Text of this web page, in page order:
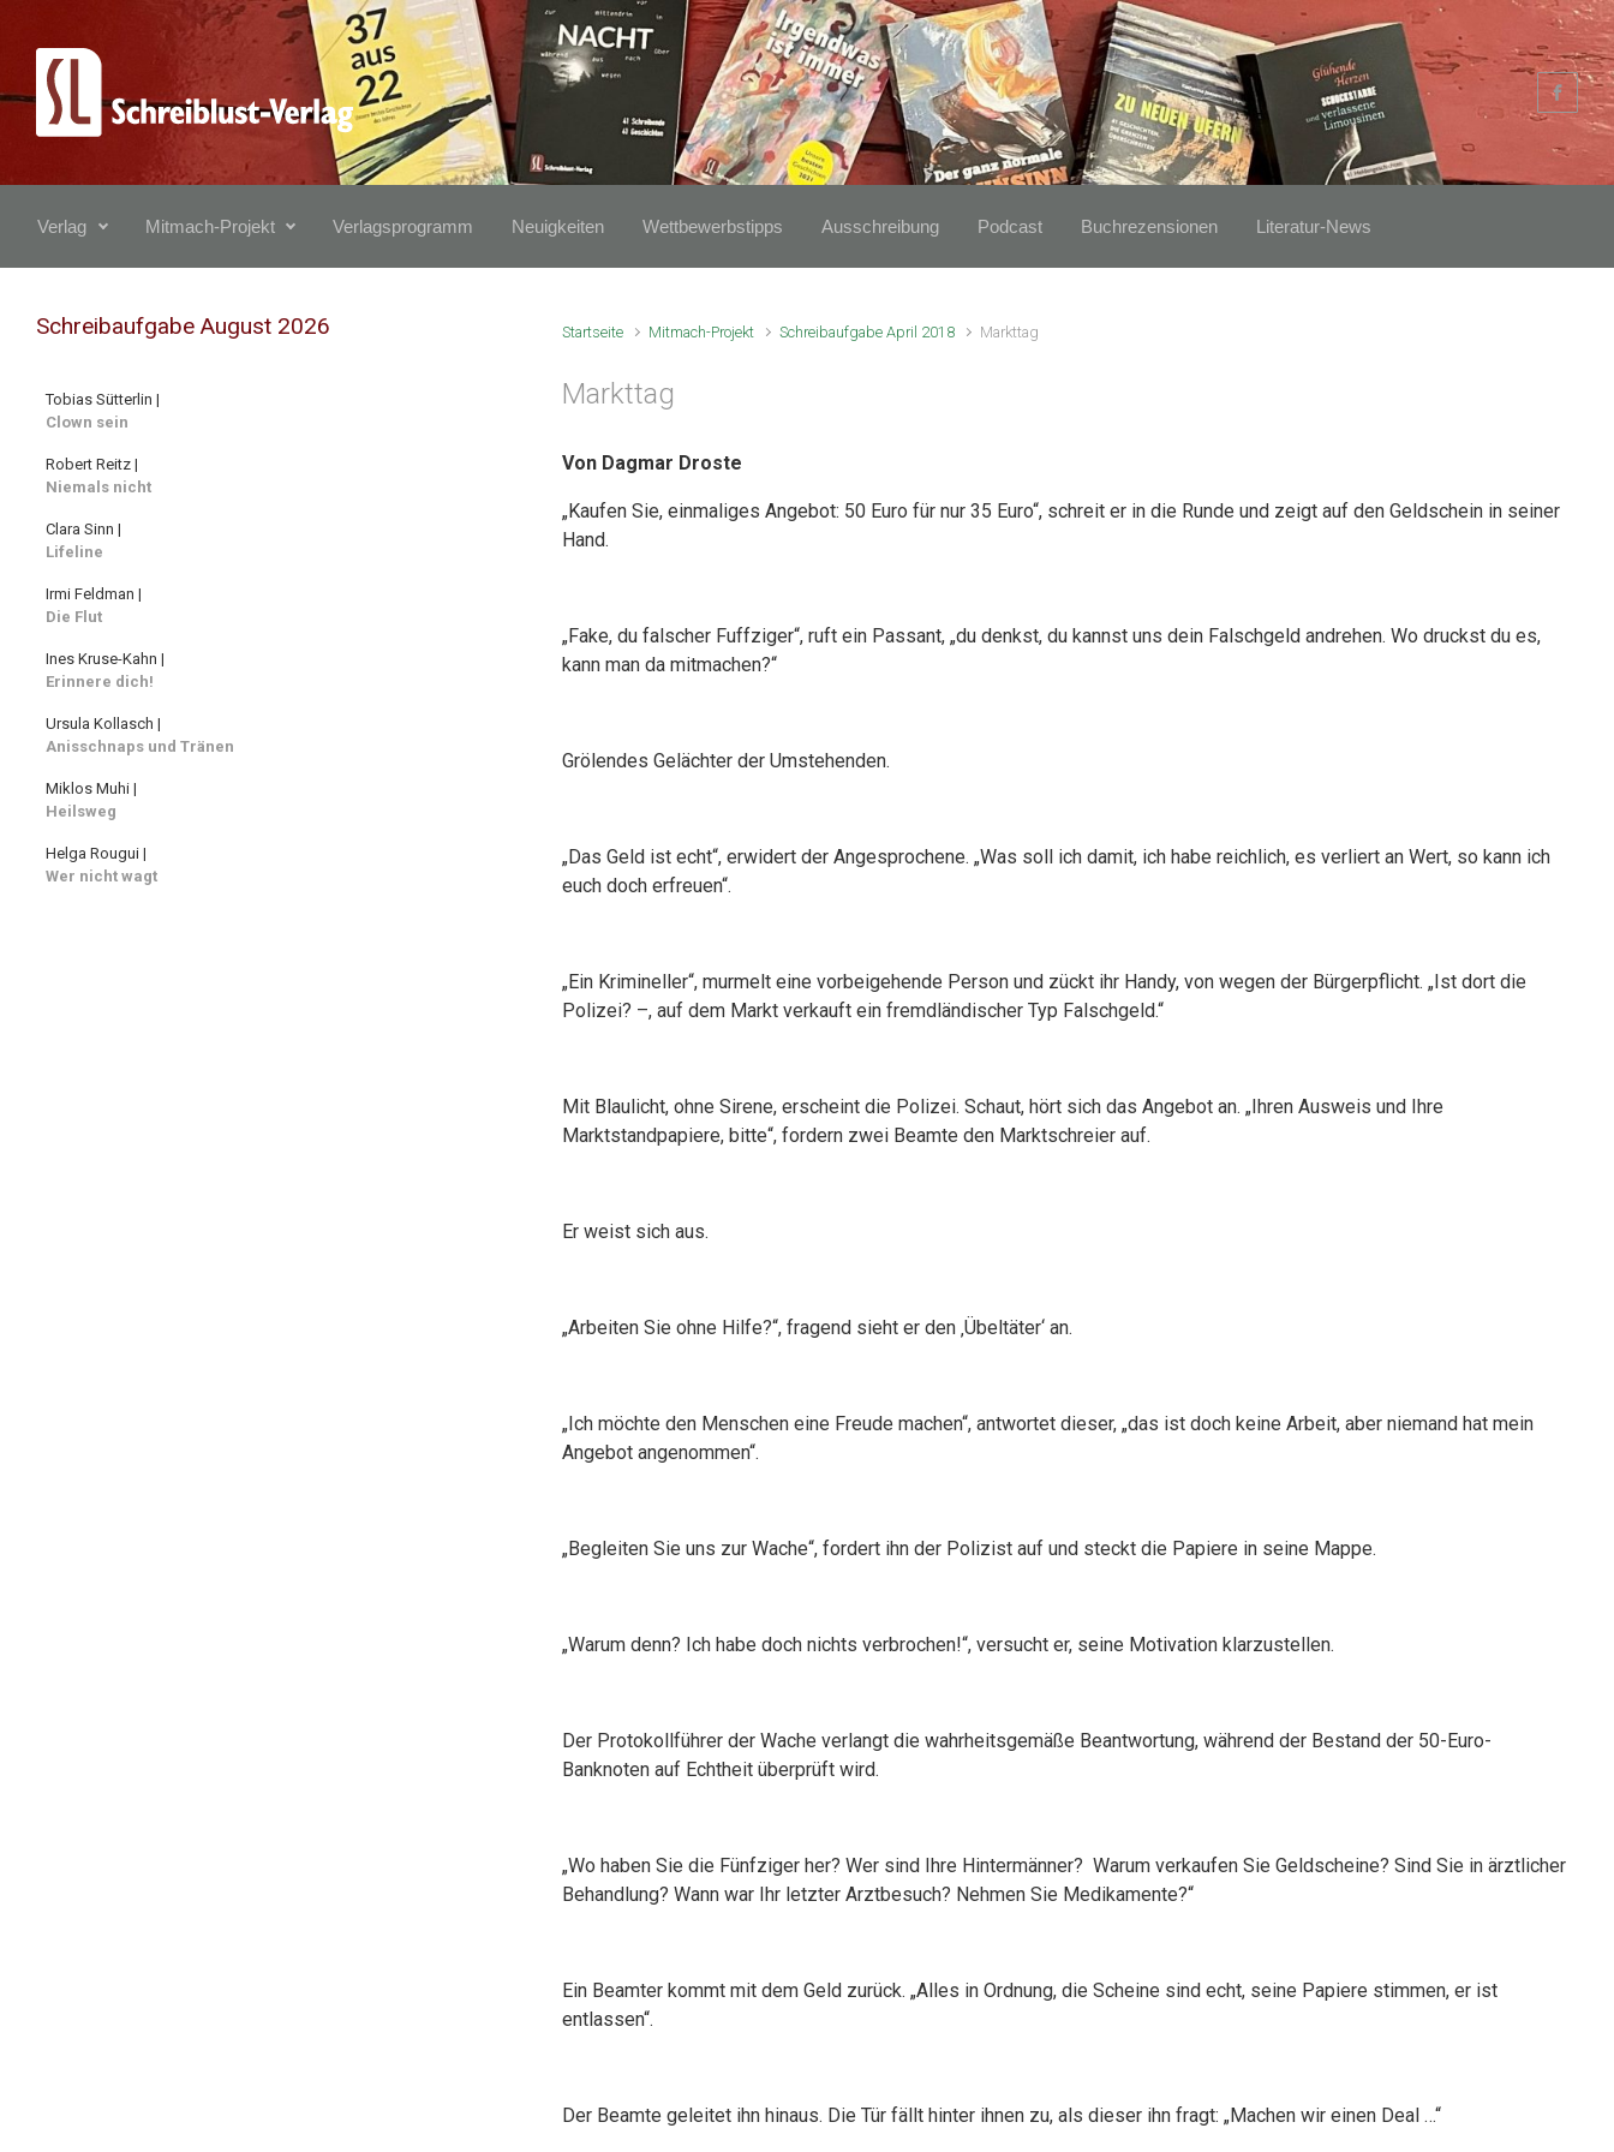
Zum Hauptinhalt springen
Verlag Mitmach-Projekt Verlagsprogramm Neuigkeiten Wettbewerbstipps Ausschreibung Podcast Buchrezensionen Literatur-News
Startseite Mitmach-Projekt Schreibaufgabe April 2018 Markttag
Markttag
Von Dagmar Droste
„Kaufen Sie, einmaliges Angebot: 50 Euro für nur 35 Euro“, schreit er in die Runde und zeigt auf den Geldschein in seiner
Hand.
„Fake, du falscher Fuffziger“, ruft ein Passant, „du denkst, du kannst uns dein Falschgeld andrehen. Wo druckst du es,
kann man da mitmachen?“
Grölendes Gelächter der Umstehenden.
„Das Geld ist echt“, erwidert der Angesprochene. „Was soll ich damit, ich habe reichlich, es verliert an Wert, so kann ich
euch doch erfreuen“.
„Ein Krimineller“, murmelt eine vorbeigehende Person und zückt ihr Handy, von wegen der Bürgerpflicht. „Ist dort die
Polizei? –, auf dem Markt verkauft ein fremdländischer Typ Falschgeld.“
Mit Blaulicht, ohne Sirene, erscheint die Polizei. Schaut, hört sich das Angebot an. „Ihren Ausweis und Ihre
Marktstandpapiere, bitte“, fordern zwei Beamte den Marktschreier auf.
Er weist sich aus.
„Arbeiten Sie ohne Hilfe?“, fragend sieht er den ‚Übeltäter‘ an.
„Ich möchte den Menschen eine Freude machen“, antwortet dieser, „das ist doch keine Arbeit, aber niemand hat mein
Angebot angenommen“.
„Begleiten Sie uns zur Wache“, fordert ihn der Polizist auf und steckt die Papiere in seine Mappe.
„Warum denn? Ich habe doch nichts verbrochen!“, versucht er, seine Motivation klarzustellen.
Der Protokollführer der Wache verlangt die wahrheitsgemäße Beantwortung, während der Bestand der 50-Euro-
Banknoten auf Echtheit überprüft wird.
„Wo haben Sie die Fünfziger her? Wer sind Ihre Hintermänner? Warum verkaufen Sie Geldscheine? Sind Sie in ärztlicher
Behandlung? Wann war Ihr letzter Arztbesuch? Nehmen Sie Medikamente?“
Ein Beamter kommt mit dem Geld zurück. „Alles in Ordnung, die Scheine sind echt, seine Papiere stimmen, er ist
entlassen“.
Der Beamte geleitet ihn hinaus. Die Tür fällt hinter ihnen zu, als dieser ihn fragt: „Machen wir einen Deal …“
Schreibaufgabe August 2026
Tobias Sütterlin |
Clown sein
Robert Reitz |
Niemals nicht
Clara Sinn |
Lifeline
Irmi Feldman |
Die Flut
Ines Kruse-Kahn |
Erinnere dich!
Ursula Kollasch |
Anisschnaps und Tränen
Miklos Muhi |
Heilsweg
Helga Rougui |
Wer nicht wagt